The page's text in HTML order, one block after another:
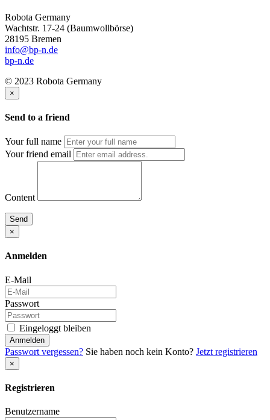
Robota Germany
Wachtstr. 17-24 (Baumwollbörse)
28195 Bremen
info@bp-n.de
bp-n.de
© 2023 Robota Germany
×
Send to a friend
Your full name
Your friend email
Content
Send
×
Anmelden
E-Mail
Passwort
Eingeloggt bleiben
Anmelden
Passwort vergessen? Sie haben noch kein Konto? Jetzt registrieren
×
Registrieren
Benutzername